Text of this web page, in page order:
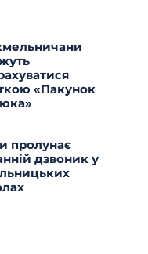
«Пакунок
пролунає
дзвоник у